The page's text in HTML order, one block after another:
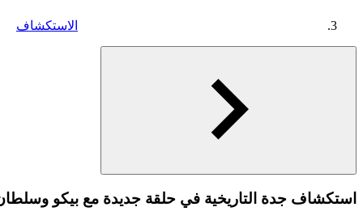
الاستكشاف
استكشاف جدة التاريخية في حلقة جديدة مع بيكو